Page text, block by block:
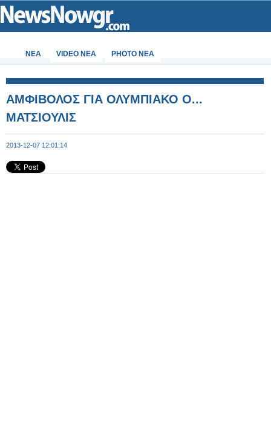
ΝΕΑ VIDEO NEA PHOTO NEA
ΑΜΦΙΒΟΛΟΣ ΓΙΑ ΟΛΥΜΠΙΑΚΟ Ο...
ΜΑΤΣΙΟΥΛΙΣ
2013-12-07 12:01:14